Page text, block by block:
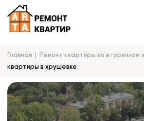
Главная Ремонт квартиры во вторичном
квартиры в хрущевке